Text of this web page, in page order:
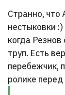
Странно, что
нестыковки
когда
труп. Есть
перебежчик,
ролике